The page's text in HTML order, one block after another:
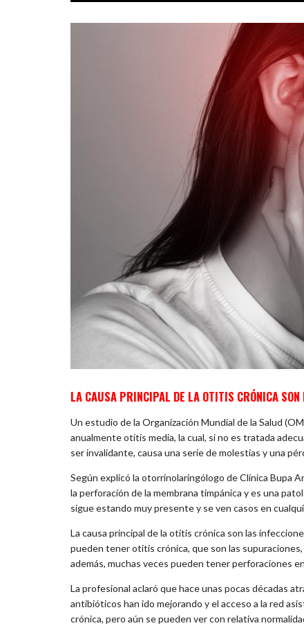
LA CAUSA PRINCIPAL DE LA OTITIS CRÓNICA
Un estudio de la Organización Mundial de la Salud
anualmente otitis media, la cual, si no es tratada
ser invalidante, causa una serie de molestias y una
Según explicó la otorrinolaringólogo de Clínica Bupa
la perforación de la membrana timpánica y es una
sigue estando muy presente y se ven casos en
La causa principal de la otitis crónica son las
pueden tener otitis crónica, que son las
además, muchas veces pueden tener perforaciones
La profesional aclaró que hace unas pocas décadas
antibióticos han ido mejorando y el acceso a la red
crónica, pero aún se pueden ver con relativa